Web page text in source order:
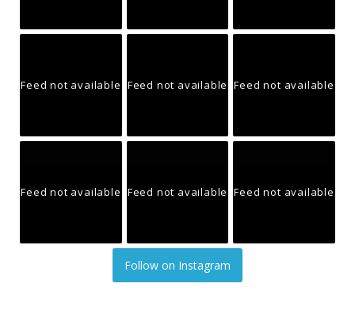
Feed not available Feed not available Feed not available
Feed not available Feed not available Feed not available
Follow on Instagram